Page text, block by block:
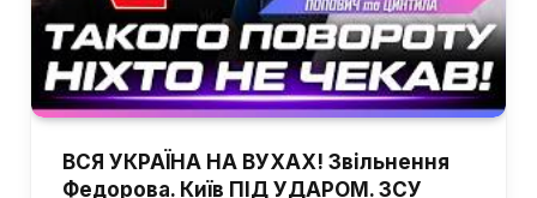
ВСЯ УКРАЇНА НА ВУХАХ! Звільнення
Федорова. Київ ПІД УДАРОМ. ЗСУ